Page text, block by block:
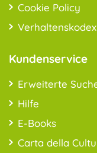
Cookie Policy
Verhaltenskodex
Kundenservice
Erweiterte
Hilfe
E-Books
Carta della